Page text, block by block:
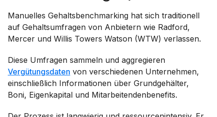
Manuelles Gehaltsbenchmarking hat sich traditionell
auf Gehaltsumfragen von Anbietern wie Radford,
Mercer und Willis Towers Watson (WTW) verlassen.
Diese Umfragen sammeln und aggregieren
Vergütungsdaten von verschiedenen Unternehmen,
einschließlich Informationen über Grundgehälter,
Boni, Eigenkapital und Mitarbeitendenbenefits.